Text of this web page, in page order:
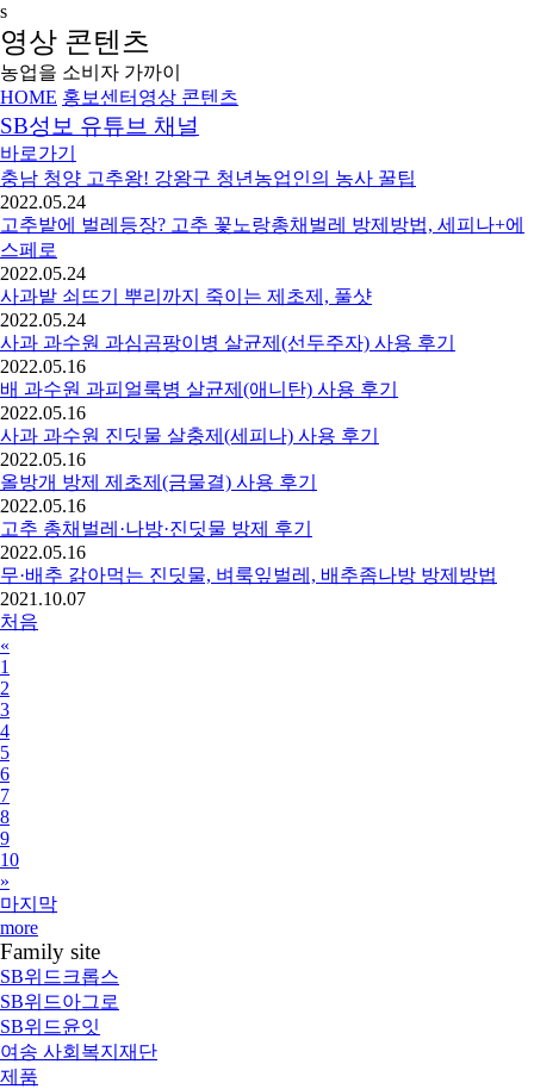
s
영상 콘텐츠
농업을 소비자 가까이
HOME 홍보센터 영상 콘텐츠
SB성보 유튜브 채널
바로가기
충남 청양 고추왕! 강왕구 청년농업인의 농사 꿀팁
2022.05.24
고추밭에 벌레등장? 고추 꽃노랑총채벌레 방제방법, 세피나+에
스페로
2022.05.24
사과밭 쇠뜨기 뿌리까지 죽이는 제초제, 풀샷
2022.05.24
사과 과수원 과심곰팡이병 살균제(선두주자) 사용 후기
2022.05.16
배 과수원 과피얼룩병 살균제(애니탄) 사용 후기
2022.05.16
사과 과수원 진딧물 살충제(세피나) 사용 후기
2022.05.16
올방개 방제 제초제(금물결) 사용 후기
2022.05.16
고추 총채벌레·나방·진딧물 방제 후기
2022.05.16
무·배추 갉아먹는 진딧물, 벼룩잎벌레, 배추좀나방 방제방법
2021.10.07
처음
«
1
2
3
4
5
6
7
8
9
10
»
마지막
more
Family site
SB위드크롭스
SB위드아그로
SB위드윤잇
여송 사회복지재단
제품